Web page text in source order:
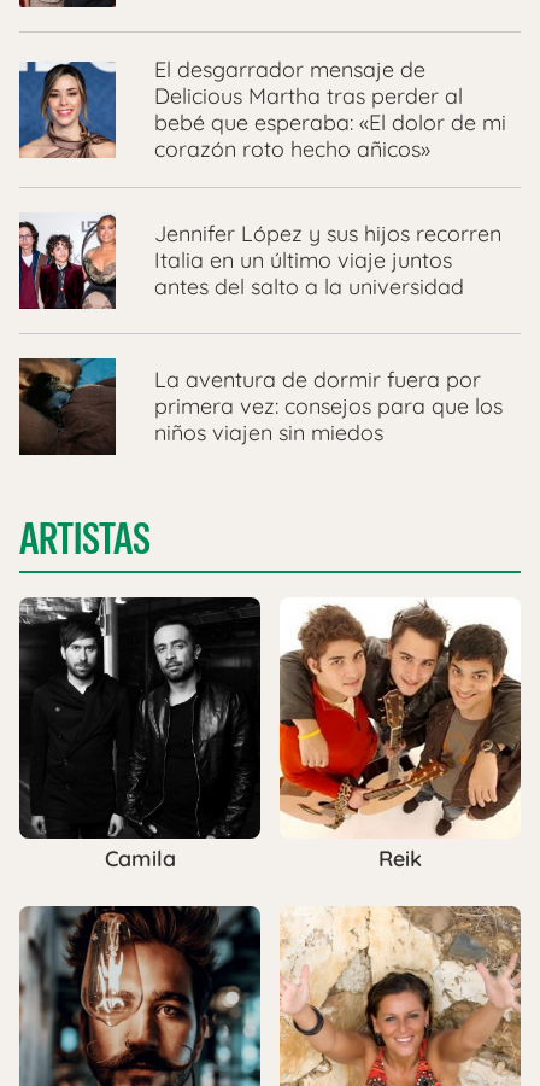
El desgarrador mensaje de
Delicious Martha tras perder al
bebé que esperaba: «El dolor de mi
corazón roto hecho añicos»
Jennifer López y sus hijos recorren
Italia en un último viaje juntos
antes del salto a la universidad
La aventura de dormir fuera por
primera vez: consejos para que los
niños viajen sin miedos
ARTISTAS
Camila Reik